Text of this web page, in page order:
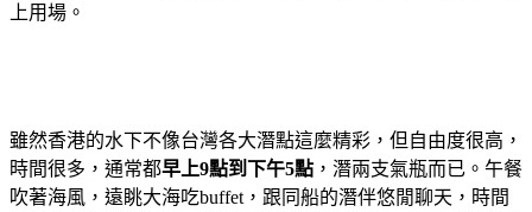
上用場。
雖然香港的水下不像台灣各大潛點這麼精彩，但自由度很高，
時間很多，通常都早上9點到下午5點 ，潛兩支氣瓶而已。午餐
吹著海風，遠眺大海吃buffet，跟同船的潛伴悠閒聊天，時間